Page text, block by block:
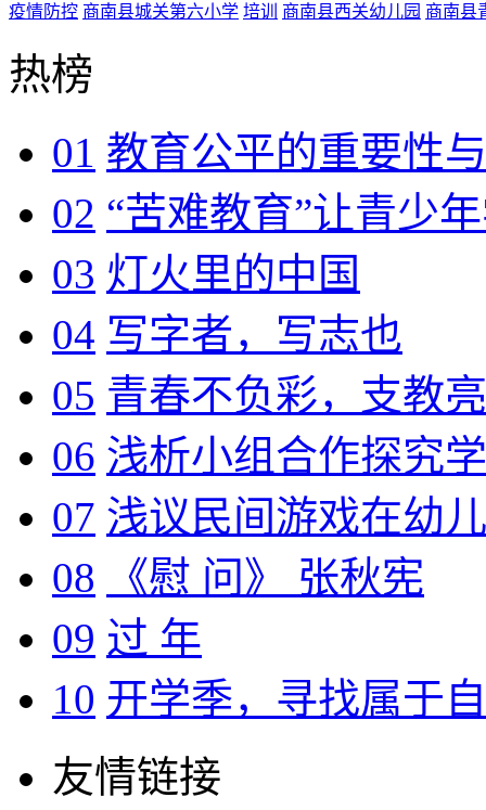
疫情防控 商南县城关第六小学 培训 商南县西关幼儿园 商南县
热榜
01 教育公平的重要性
02 “苦难教育”让青少
03 灯火里的中国
04 写字者，写志也
05 青春不负彩，支教
06 浅析小组合作探究
07 浅议民间游戏在幼
08
《慰 问》 张秋宪
09 过 年
10 开学季，寻找属于
友情链接